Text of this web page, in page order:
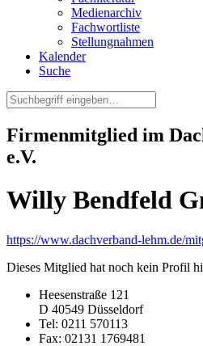
Medienarchiv
Fachwortliste
Stellungnahmen
Kalender
Suche
Firmenmitglied im
e.V.
Willy Bendfeld
https://www.dachverband-lehm.de/
Dieses Mitglied hat noch kein Profil
Heesenstraße 121
D 40549 Düsseldorf
Tel: 0211 570113
Fax: 02131 1769481